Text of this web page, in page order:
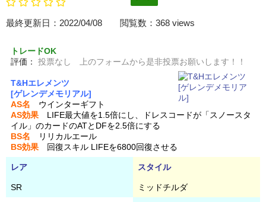
最終更新日：2022/04/08 閲覧数：368 views
トレードOK
評価：
投票なし 上のフォームから是非投票お願いします！！
T&Hエレメンツ
[ゲレンデメモリアル]
AS名 ウインターギフト
AS効果 LIFE最大値を1.5倍にし、ドレスコードが「スノースタ
イル」のカードのATとDFを2.5倍にする
BS名 リリカルエール
BS効果 回復スキル LIFEを6800回復させる
レア スタイル
SR ミッドチルダ